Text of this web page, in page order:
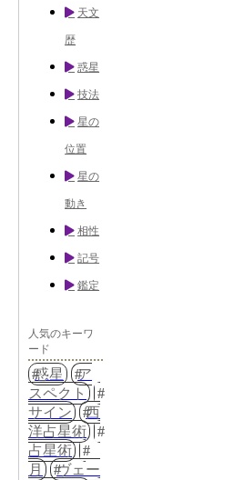
天文
歴
惑星
技法
星の
位置
星の
動き
相性
記号
鑑定
人気のキーワ
ード
惑星
ア
スペクト
サイン
西
洋占星術
占星術
月
ヴェー